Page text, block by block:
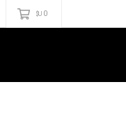
$U 0